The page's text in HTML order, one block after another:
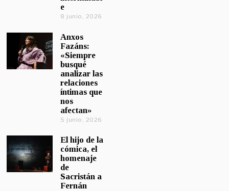
e
8 junio, 2026
Anxos
Fazáns:
«Siempre
busqué
analizar las
relaciones
íntimas que
nos
afectan»
5 junio, 2026
El hijo de la
cómica, el
homenaje
de
Sacristán a
Fernán